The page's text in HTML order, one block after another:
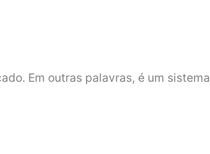
Em outras palavras, é um